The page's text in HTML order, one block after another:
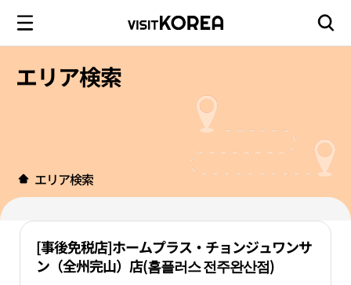
エリア検索
エリア検索
[事後免税店]ホームプラス・チョンジュワンサ
ン（全州完山）店(홈플러스 전주완산점)